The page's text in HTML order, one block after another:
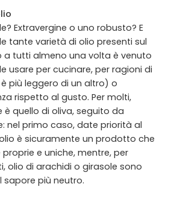
Extravergine o uno robusto? E
tante varietà di olio presenti sul
a tutti almeno una volta è venuto
usare per cucinare, per ragioni di
più leggero di un altro) o
rispetto al gusto. Per molti,
è quello di oliva, seguito da
nel primo caso, date priorità al
è sicuramente un prodotto che
e uniche, mentre, per
olio di arachidi o girasole sono
sapore più neutro.